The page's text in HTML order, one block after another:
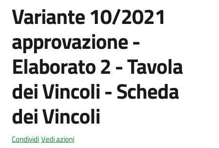
Vivere
l'Unione
Amministrazione
trasparente
Menu selezionato
Tutti
gli
Variante 10/2021
approvazione -
Elaborato 2 - Tavola
dei Vincoli - Scheda
dei Vincoli
CondividiVedi azioni